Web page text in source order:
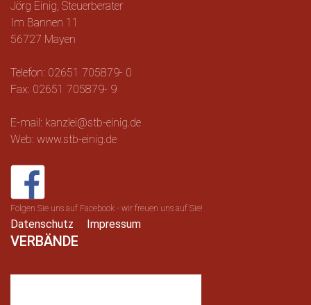
Jörg Einig, Steuerberater
Im Bannen 11
56727 Mayen
Telefon: 02651 705879- 0
Fax: 02651 705879- 9
E-mail: kanzlei@stb-einig.de
Web: www.stb-einig.de
Folgen Sie uns auf Facebook - wir freuen uns auf Sie!
Datenschutz Impressum
VERBÄNDE